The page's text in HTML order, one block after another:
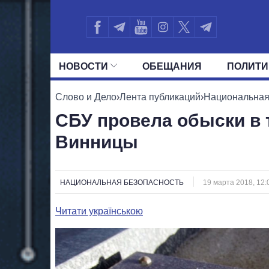
НОВОСТИ ОБЕЩАНИЯ
ВСЕ ПОЛИТИКИ ПРЕЗИДЕНТ И
Слово и Дело›Лента публикаций›
СБУ провела обыски в
Винницы
НАЦИОНАЛЬНАЯ БЕЗОПАСНОСТЬ 19 марта 2018,
Читати українською